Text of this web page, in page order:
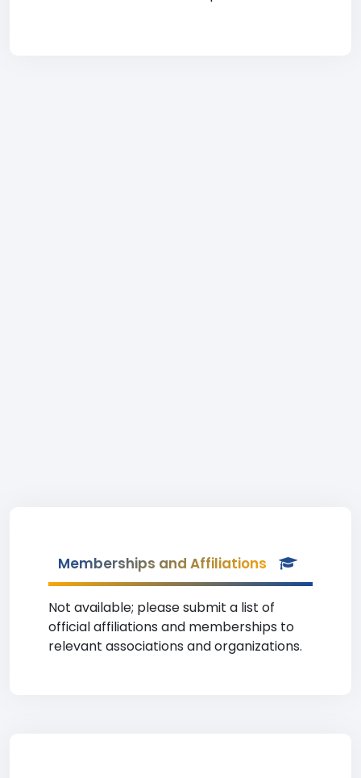
Memberships and Affiliations
Not available; please submit a list of
official affiliations and memberships to
relevant associations and organizations.